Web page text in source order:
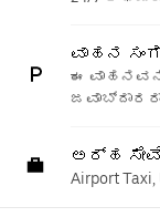
ವಾಹನ
ಈ
ಅರ್ಹ
Airport Taxi,